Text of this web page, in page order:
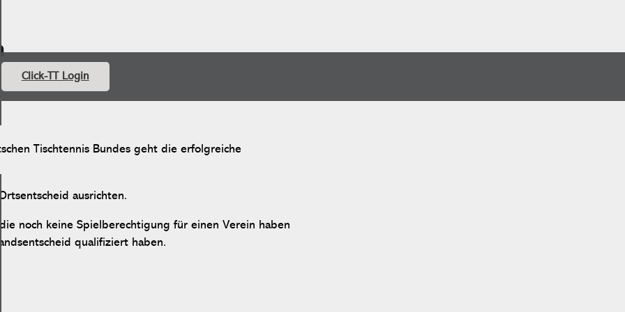
Click-TT Login
Tischtennis Bundes geht die erfolgreiche
ausrichten.
noch keine Spielberechtigung für einen Verein haben
qualifiziert haben.